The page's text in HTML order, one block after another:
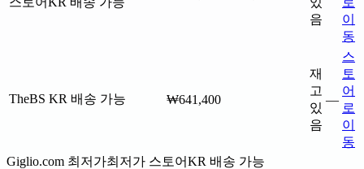
음
이
동
TheBS KR 배송 가능 ₩641,400
재
고
있
음
—
스
토
어
로
이
동
Giglio.com 최저가최저가 스토어KR 배송 가능